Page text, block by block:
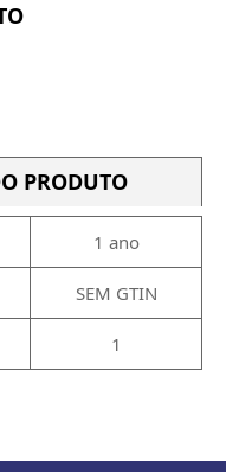
PRODUTO
1 ano
SEM GTIN
1